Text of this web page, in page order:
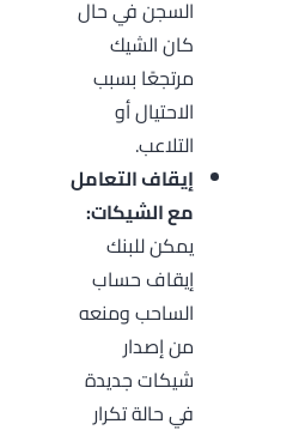
السجن في حال
كان الشيك
مرتجعًا بسبب
الاحتيال أو
التلاعب.
إيقاف التعامل
مع الشيكات:
يمكن للبنك
إيقاف حساب
الساحب ومنعه
من إصدار
شيكات جديدة
في حالة تكرار